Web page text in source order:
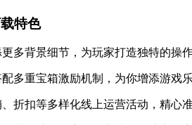
特色
多背景细节，为玩家打造独特的操作
多重宝箱激励机制，为你增添游戏
折扣等多样化线上运营活动，精心